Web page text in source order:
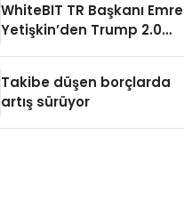
WhiteBIT TR Başkanı Emre
Yetişkin’den Trump 2.0
Takibe düşen borçlarda
artış sürüyor